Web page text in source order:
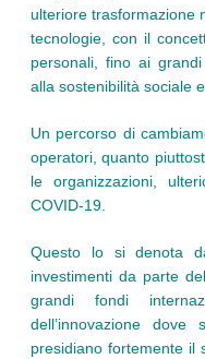
ulteriore trasformazione
tecnologie, con il
personali, fino ai
alla sostenibilità sociale
Un percorso di
operatori, quanto
le organizzazioni,
COVID-19.
Questo lo si denota
investimenti da parte
grandi fondi
dell’innovazione
presidiano fortemente il